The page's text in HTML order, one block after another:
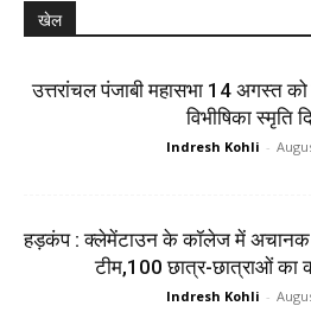
खेल
उत्तरांचल पंजाबी महासभा 14 अगस्त को
विभीषिका स्मृति
Indresh Kohli -
हड़कंप : क्लेमेंटाउन के कॉलेज में अचानक
टीम,100 छात्र-छात्राओं का
Indresh Kohli -